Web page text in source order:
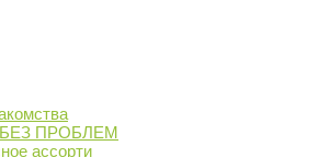
БЕЗ ПРОБЛЕМ
ассорти